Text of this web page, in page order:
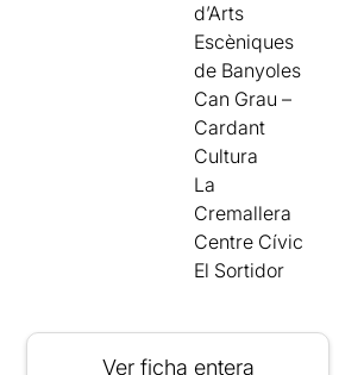
d’Arts
Escèniques
de Banyoles
Can Grau –
Cardant
Cultura
La
Cremallera
Centre Cívic
El Sortidor
Ver ficha entera